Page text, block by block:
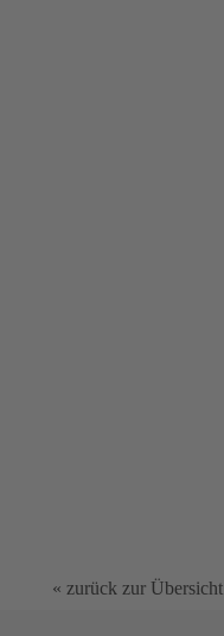
« zurück zur Übersicht